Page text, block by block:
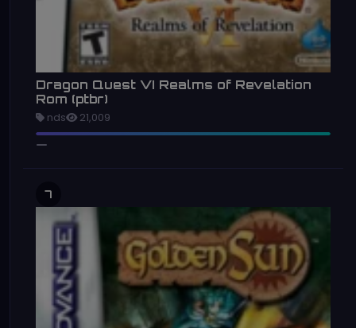
Dragon Quest VI Realms of Revelation
Rom (ptbr)
nds 21,009
7